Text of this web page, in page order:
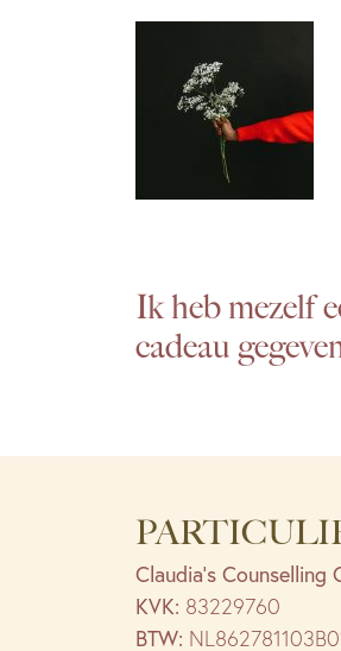
Ik heb mezelf
cadeau
Claudia’s Counselling
KVK: 83229760
BTW: